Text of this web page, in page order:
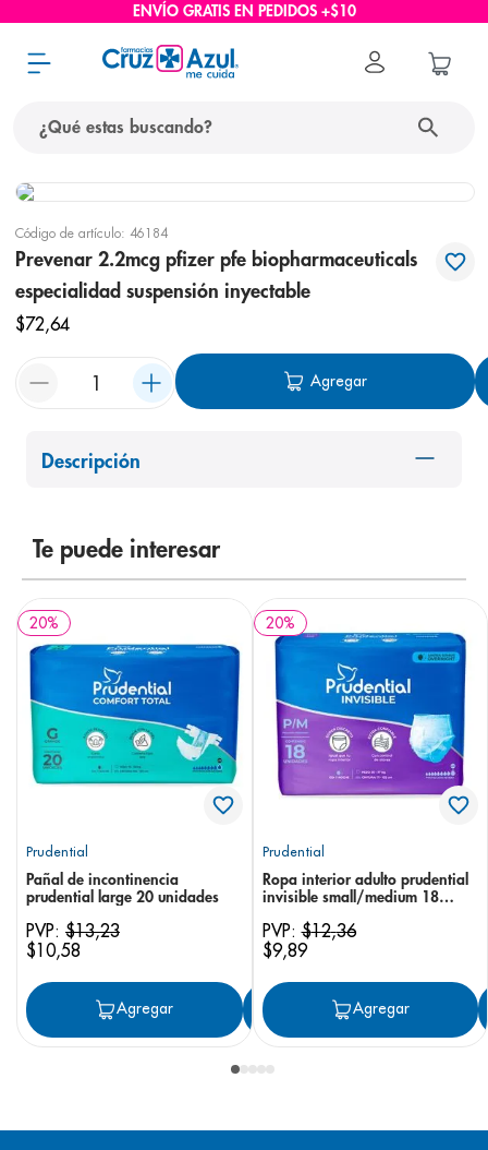
ENVÍO GRATIS EN PEDIDOS +$10
Código de artículo: 46184
Prevenar 2.2mcg pfizer pfe biopharmaceuticals
especialidad suspensión inyectable
$72,64
Agregar
Descripción
Te puede interesar
20%
Prudential
Pañal de incontinencia
prudential large 20 unidades
PVP: $13,23
$10,58
Agregar Agregar
20%
Prudential
Ropa interior adulto prudential
invisible small/medium 18
PVP:$12,36
$9,89
Agregar
términos más buscados
2. pañales
3.
4. cerave
bioderma
9 . pediasure